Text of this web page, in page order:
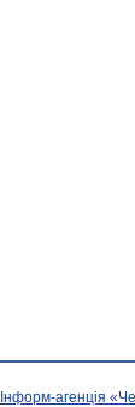
Інформ-агенція